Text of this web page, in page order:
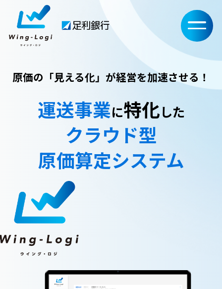
ご利用の流れ
お申込み
ログイン
原価の「見える化」が経営を加速させる！
運送事業に特化した
クラウド型
原価算定システム